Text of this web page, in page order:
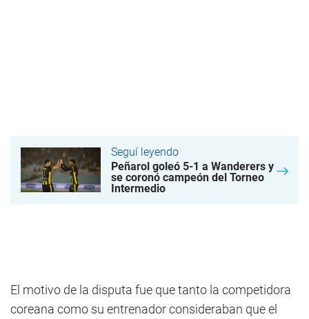
Seguí leyendo
Peñarol goleó 5-1 a Wanderers y
se coronó campeón del Torneo
Intermedio
El motivo de la disputa fue que tanto la competidora
coreana como su entrenador consideraban que el